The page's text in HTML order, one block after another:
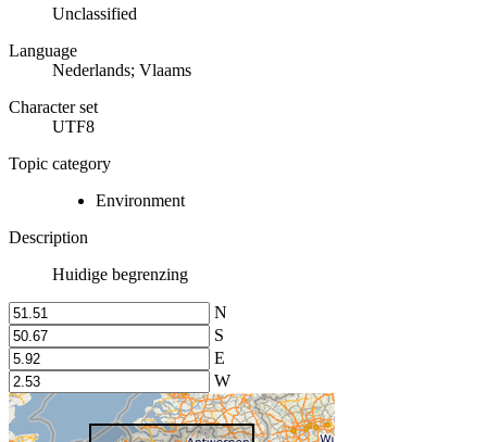
Unclassified
Language
Nederlands; Vlaams
Character set
UTF8
Topic category
Environment
Description
Huidige begrenzing
N
S
E
W